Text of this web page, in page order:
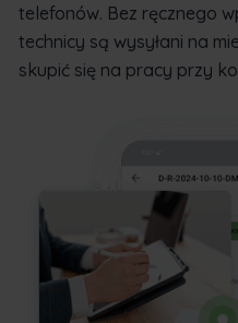
telefonów. Bez ręcznego
technicy są wysyłani na
skupić się na pracy przy